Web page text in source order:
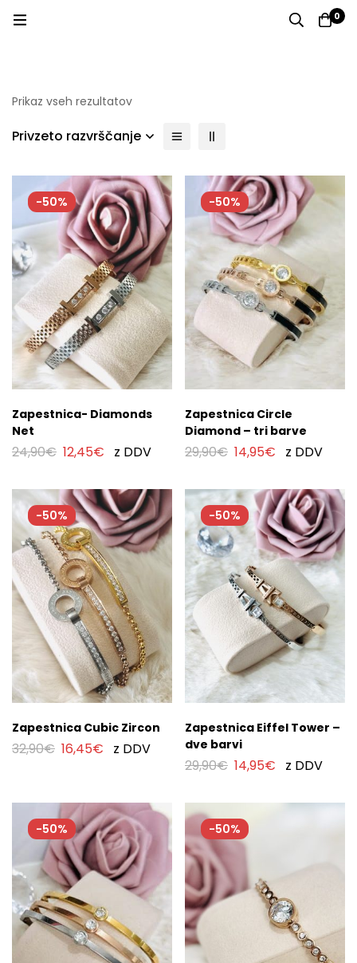
0
Prikaz vseh rezultatov
Privzeto razvrščanje
-50%
Zapestnica- Diamonds
Net
24,90€ 12,45€ z DDV
-50%
Zapestnica Circle
Diamond – tri barve
29,90€ 14,95€ z DDV
-50%
Zapestnica Cubic Zircon
32,90€ 16,45€ z DDV
-50%
Zapestnica Eiffel Tower –
dve barvi
29,90€ 14,95€ z DDV
-50% -50%